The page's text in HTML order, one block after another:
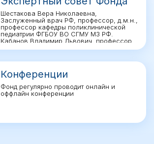
Шестакова Вера Николаевна,
Заслуженный врач РФ, профессор, д.м.н.,
профессор кафедры поликлинической
педиатрии ФГБОУ ВО СГМУ МЗ РФ.
Кабанов Владимир Львович, профессор
государства и права МПГУ, доктор
педагогических наук; Лещенко Марина
Валерьевна, врач-педиатр, канд. мед.
наук, профессор кафедры медицины и
безопасности жизнедеятельности ФГОБОУ
Конференции
Фонд регулярно проводит онлайн и
оффлайн конференции